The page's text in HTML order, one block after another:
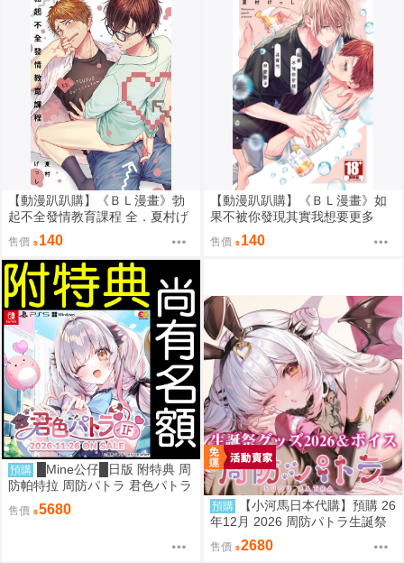
【動漫趴趴購】《ＢＬ漫畫》勃
起不全發情教育課程 全．夏村げ
っし．青文
售價 140
【動漫趴趴購】《ＢＬ漫畫》如
果不被你發現其實我想要更多
全．夏村げっし．青文
售價 140
預購
█Mine公仔█日版 附特典 周
防帕特拉 周防パトラ 君色パトラ
IF 完全生産限定版 戀愛冒險遊戲
PC B7145
售價 5680 預購
【小河馬日本代購】預購 26
年12月 2026 周防パトラ生誕祭
商品
售價 2680